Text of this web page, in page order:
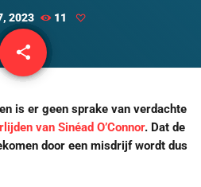
2023 11
share
email
is er geen sprake van verdachte
van Sinéad O’Connor. Dat de
door een misdrijf wordt dus